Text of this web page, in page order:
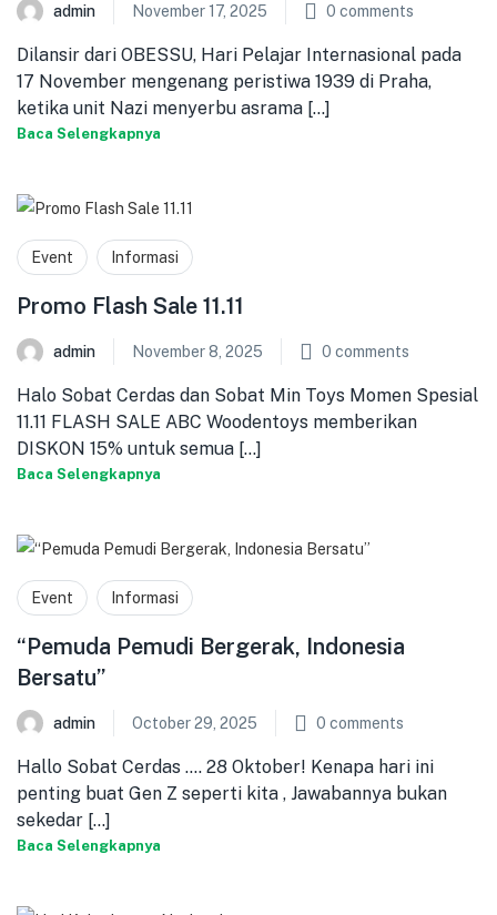
admin November 17, 2025 0 comments
Dilansir dari OBESSU, Hari Pelajar Internasional pada
17 November mengenang peristiwa 1939 di Praha,
ketika unit Nazi menyerbu asrama [...]
Baca Selengkapnya
Event Informasi
Promo Flash Sale 11.11
admin November 8, 2025 0 comments
Halo Sobat Cerdas dan Sobat Min Toys Momen Spesial
11.11 FLASH SALE ABC Woodentoys memberikan
DISKON 15% untuk semua [...]
Baca Selengkapnya
Event Informasi
“Pemuda Pemudi Bergerak, Indonesia
Bersatu”
admin October 29, 2025 0 comments
Hallo Sobat Cerdas …. 28 Oktober! Kenapa hari ini
penting buat Gen Z seperti kita , Jawabannya bukan
sekedar [...]
Baca Selengkapnya